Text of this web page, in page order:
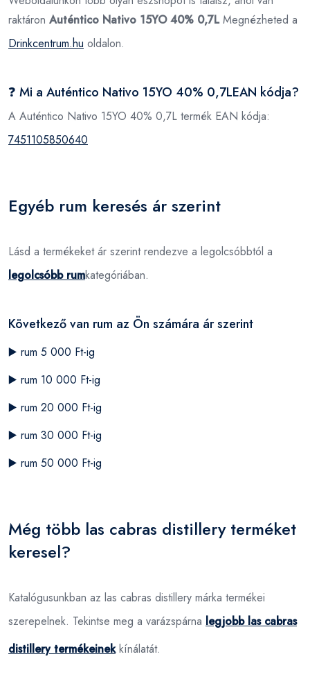
raktáron Auténtico Nativo 15YO 40% 0,7LMegnézheted a
Drinkcentrum.hu oldalon.
❓ Mi a Auténtico Nativo 15YO 40% 0,7LEAN kódja?
A Auténtico Nativo 15YO 40% 0,7L termék EAN kódja:
7451105850640
Egyéb rum keresés ár szerint
Lásd a termékeket ár szerint rendezve a legolcsóbbtól a
legolcsóbb rumkategóriában.
Következő van rum az Ön számára ár szerint
▶️ rum 5 000 Ft-ig
▶️ rum 10 000 Ft-ig
▶️ rum 20 000 Ft-ig
▶️ rum 30 000 Ft-ig
▶️ rum 50 000 Ft-ig
Még több las cabras distillery terméket
keresel?
Katalógusunkban az las cabras distillery márka termékei
szerepelnek. Tekintse meg a varázspárna legjobb las cabras
distillery termékeinekkínálatát.